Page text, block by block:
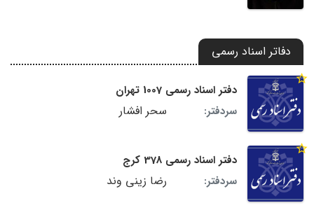
دفاتر اسناد رسمی
دفتر اسناد رسمی 1007 تهران
سردفتر:
سحر افشار
دفتر اسناد رسمی 378 کرج
سردفتر:
رضا زینی وند